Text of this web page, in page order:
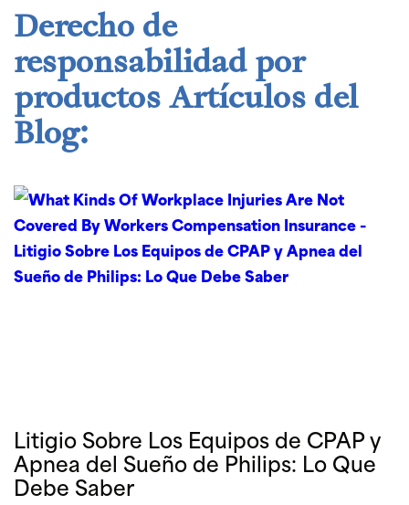
Derecho de
responsabilidad por
productos Artículos del
Blog:
Litigio Sobre Los Equipos de CPAP y
Apnea del Sueño de Philips: Lo Que
Debe Saber